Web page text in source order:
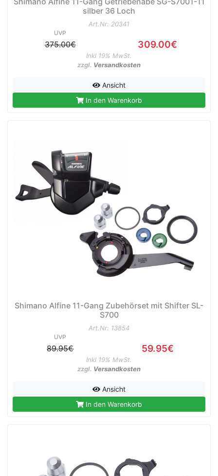
silber 36 Loch
Art.Nr: 20341
UVP
375.00€ 309.00€
Inkl 19% MwSt.
zzgl. Versandkosten
Ansicht
In den Warenkorb
Shimano Alfine 11-Gang Zubehörset mit Shifter SL-
S700
Art.Nr: 13854
UVP
89.95€ 59.95€
Inkl 19% MwSt.
zzgl. Versandkosten
Ansicht
In den Warenkorb